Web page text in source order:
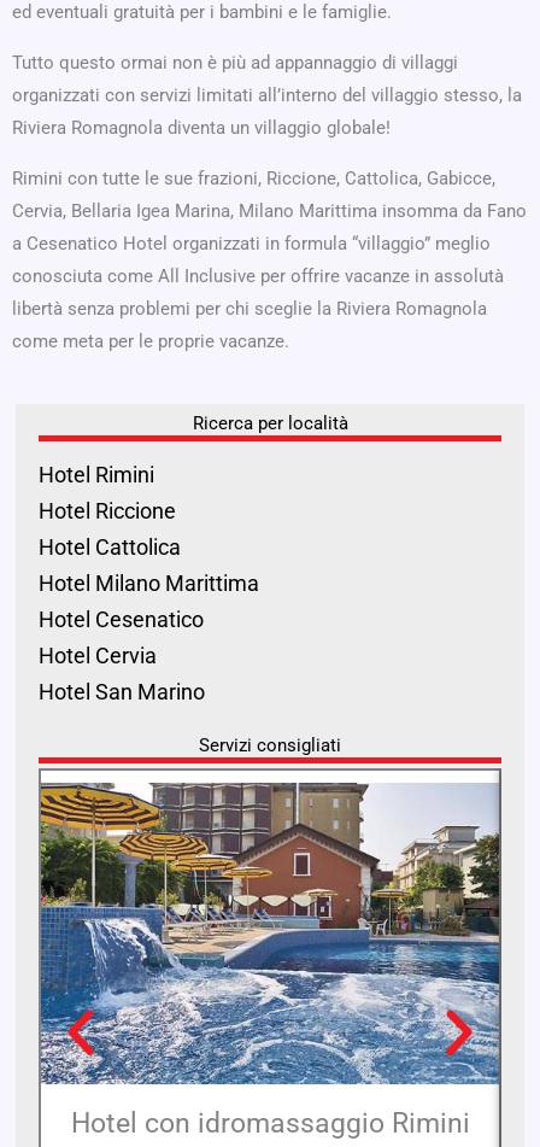
ed eventuali gratuità per i bambini e le famiglie.
Tutto questo ormai non è più ad appannaggio di villaggi
organizzati con servizi limitati all’interno del villaggio stesso, la
Riviera Romagnola diventa un villaggio globale!
Rimini con tutte le sue frazioni, Riccione, Cattolica, Gabicce,
Cervia, Bellaria Igea Marina, Milano Marittima insomma da Fano
a Cesenatico Hotel organizzati in formula “villaggio” meglio
conosciuta come All Inclusive per offrire vacanze in assolutà
libertà senza problemi per chi sceglie la Riviera Romagnola
come meta per le proprie vacanze.
Ricerca per località
Hotel Rimini
Hotel Riccione
Hotel Cattolica
Hotel Milano Marittima
Hotel Cesenatico
Hotel Cervia
Hotel San Marino
Servizi consigliati
Hotel con idromassaggio Rimini